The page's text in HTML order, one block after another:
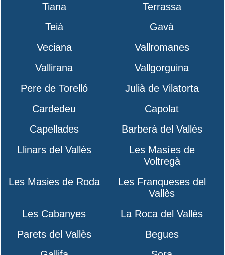
Tiana
Terrassa
Teià
Gavà
Veciana
Vallromanes
Vallirana
Vallgorguina
Pere de Torelló
Julià de Vilatorta
Cardedeu
Capolat
Capellades
Barberà del Vallès
Llinars del Vallès
Les Masíes de
Voltregà
Les Masies de Roda
Les Franqueses del
Vallès
Les Cabanyes
La Roca del Vallès
Parets del Vallès
Begues